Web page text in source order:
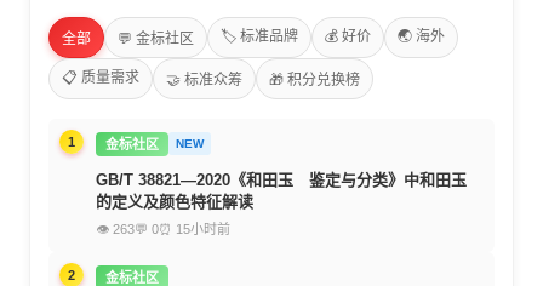
全部 💬 金标社区 🏷️ 标准品牌 💰 好价 🌏 海外
📋 质量需求 🤝 标准众筹 🎁 积分兑换榜
1 金标社区 NEW
GB/T 38821—2020《和田玉 鉴定与分类》中和田玉
的定义及颜色特征解读
👁 263💬 0⏰ 15小时前
2 金标社区